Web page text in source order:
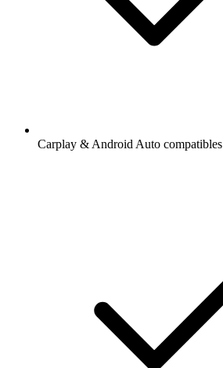
Carplay & Android Auto compatibles